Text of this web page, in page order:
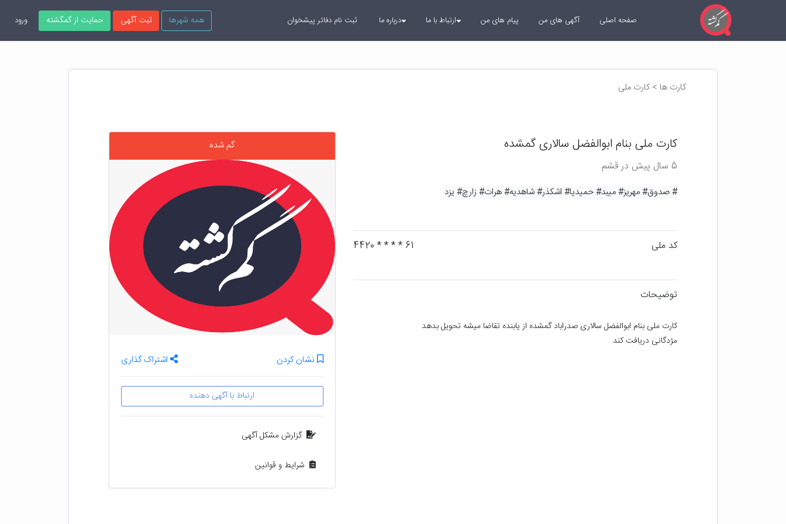
همه شهرها ثبت آگهی حمایت از گمگشته ورود صفحه اصلی آگهی های من پیام های من ارتباط با ما درباره ما ثبت نام دفاتر پیشخوان
کارت ها > کارت ملی
کارت ملی بنام ابوالفضل سالاری گمشده
5 سال پیش در قشم
# صدوق# مهریز# میبد# حمیدیا# اشکذر# شاهدیه# هرات# زارچ# یزد
کد ملی 61 * * * * 4420
توضیحات
مژدگانی دریافت کند
گم شده
نشان کردن اشتراک گذاری
ارتباط با آگهی دهنده
گزارش مشکل آگهی
شرایط و قوانین